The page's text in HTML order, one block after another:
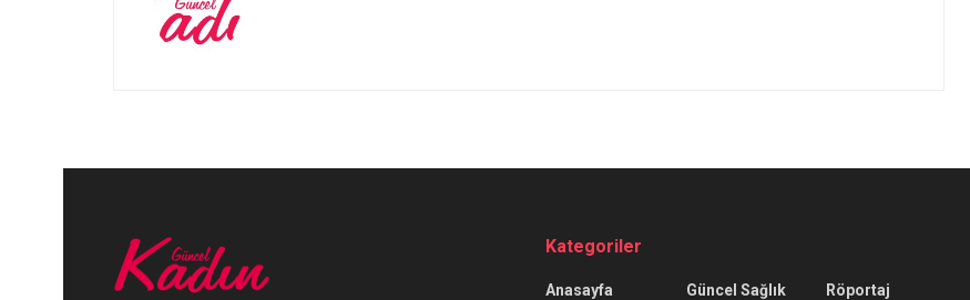
Kategoriler
Anasayfa Güncel Sağlık Röportaj